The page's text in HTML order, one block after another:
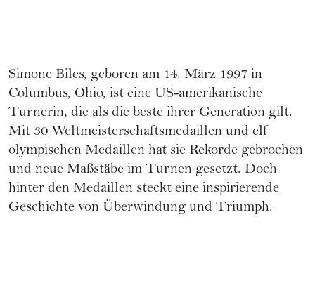
Simone Biles, geboren am 14. März 1997 in
Columbus, Ohio, ist eine US-amerikanische
Turnerin, die als die beste ihrer Generation gilt.
Mit 30 Weltmeisterschaftsmedaillen und elf
olympischen Medaillen hat sie Rekorde gebrochen
und neue Maßstäbe im Turnen gesetzt. Doch
hinter den Medaillen steckt eine inspirierende
Geschichte von Überwindung und Triumph.